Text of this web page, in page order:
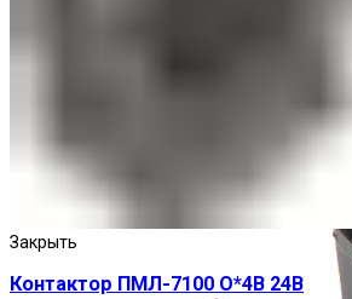
Закрыть
Контактор ПМЛ-7100 О*4В 24В